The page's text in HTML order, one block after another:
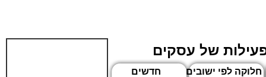
של עסקים
חדשים חלוקה לפי ישובים